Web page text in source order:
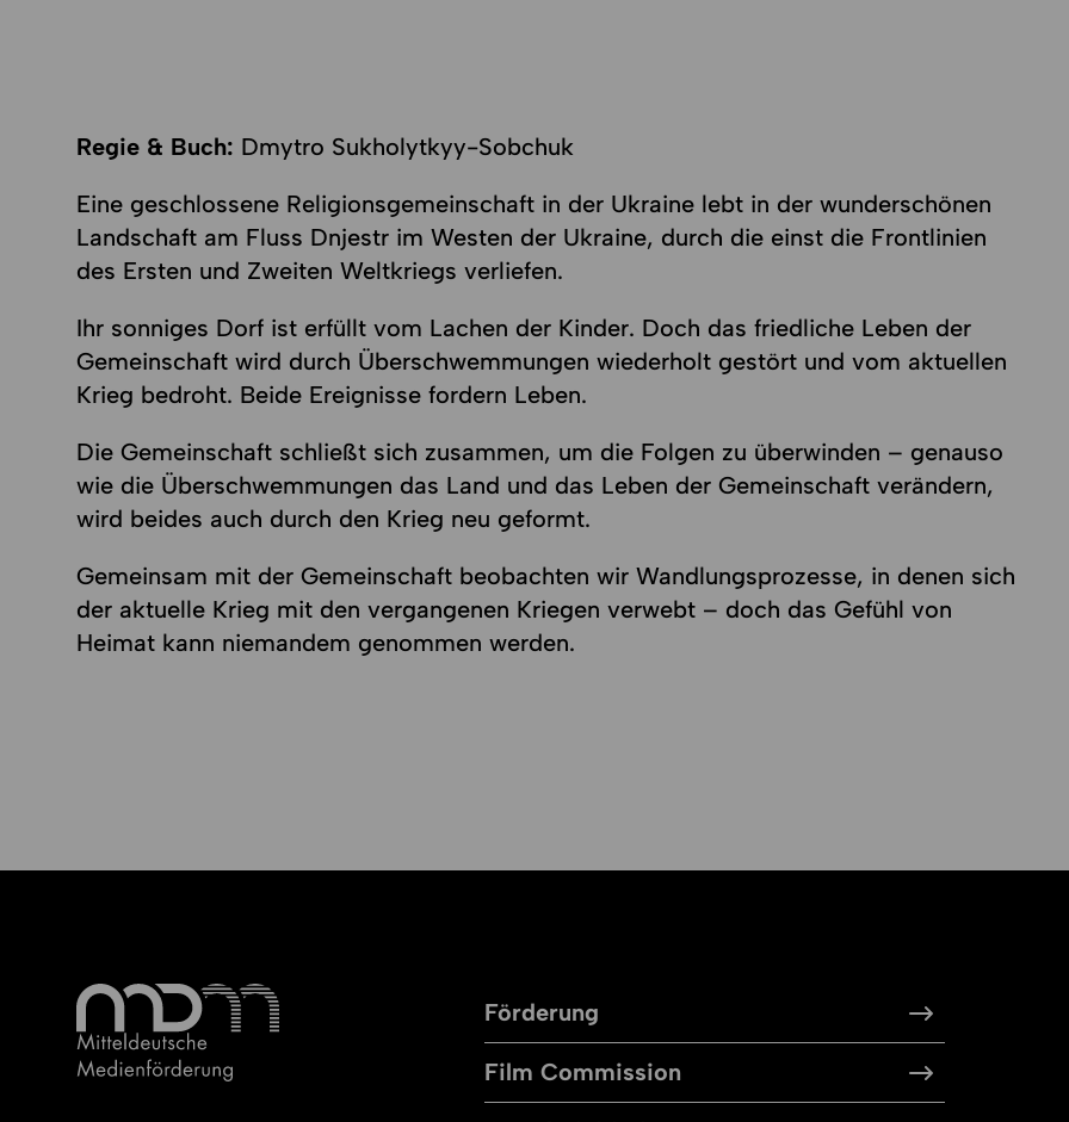
Regie & Buch: Dmytro Sukholytkyy-Sobchuk
Eine geschlossene Religionsgemeinschaft in der Ukraine lebt in der wunderschönen
Landschaft am Fluss Dnjestr im Westen der Ukraine, durch die einst die Frontlinien
des Ersten und Zweiten Weltkriegs verliefen.
Ihr sonniges Dorf ist erfüllt vom Lachen der Kinder. Doch das friedliche Leben der
Gemeinschaft wird durch Überschwemmungen wiederholt gestört und vom aktuellen
Krieg bedroht. Beide Ereignisse fordern Leben.
Die Gemeinschaft schließt sich zusammen, um die Folgen zu überwinden – genauso
wie die Überschwemmungen das Land und das Leben der Gemeinschaft verändern,
wird beides auch durch den Krieg neu geformt.
Gemeinsam mit der Gemeinschaft beobachten wir Wandlungsprozesse, in denen sich
der aktuelle Krieg mit den vergangenen Kriegen verwebt – doch das Gefühl von
Heimat kann niemandem genommen werden.
Förderung
Film Commission